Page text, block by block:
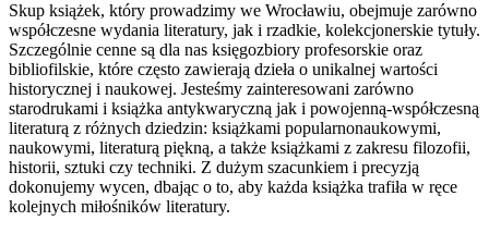
Skup książek, który prowadzimy we Wrocławiu, obejmuje zarówno
współczesne wydania literatury, jak i rzadkie, kolekcjonerskie tytuły.
Szczególnie cenne są dla nas księgozbiory profesorskie oraz
bibliofilskie, które często zawierają dzieła o unikalnej wartości
historycznej i naukowej. Jesteśmy zainteresowani zarówno
starodrukami i książka antykwaryczną jak i powojenną-współczesną
literaturą z różnych dziedzin: książkami popularnonaukowymi,
naukowymi, literaturą piękną, a także książkami z zakresu filozofii,
historii, sztuki czy techniki. Z dużym szacunkiem i precyzją
dokonujemy wycen, dbając o to, aby każda książka trafiła w ręce
kolejnych miłośników literatury.